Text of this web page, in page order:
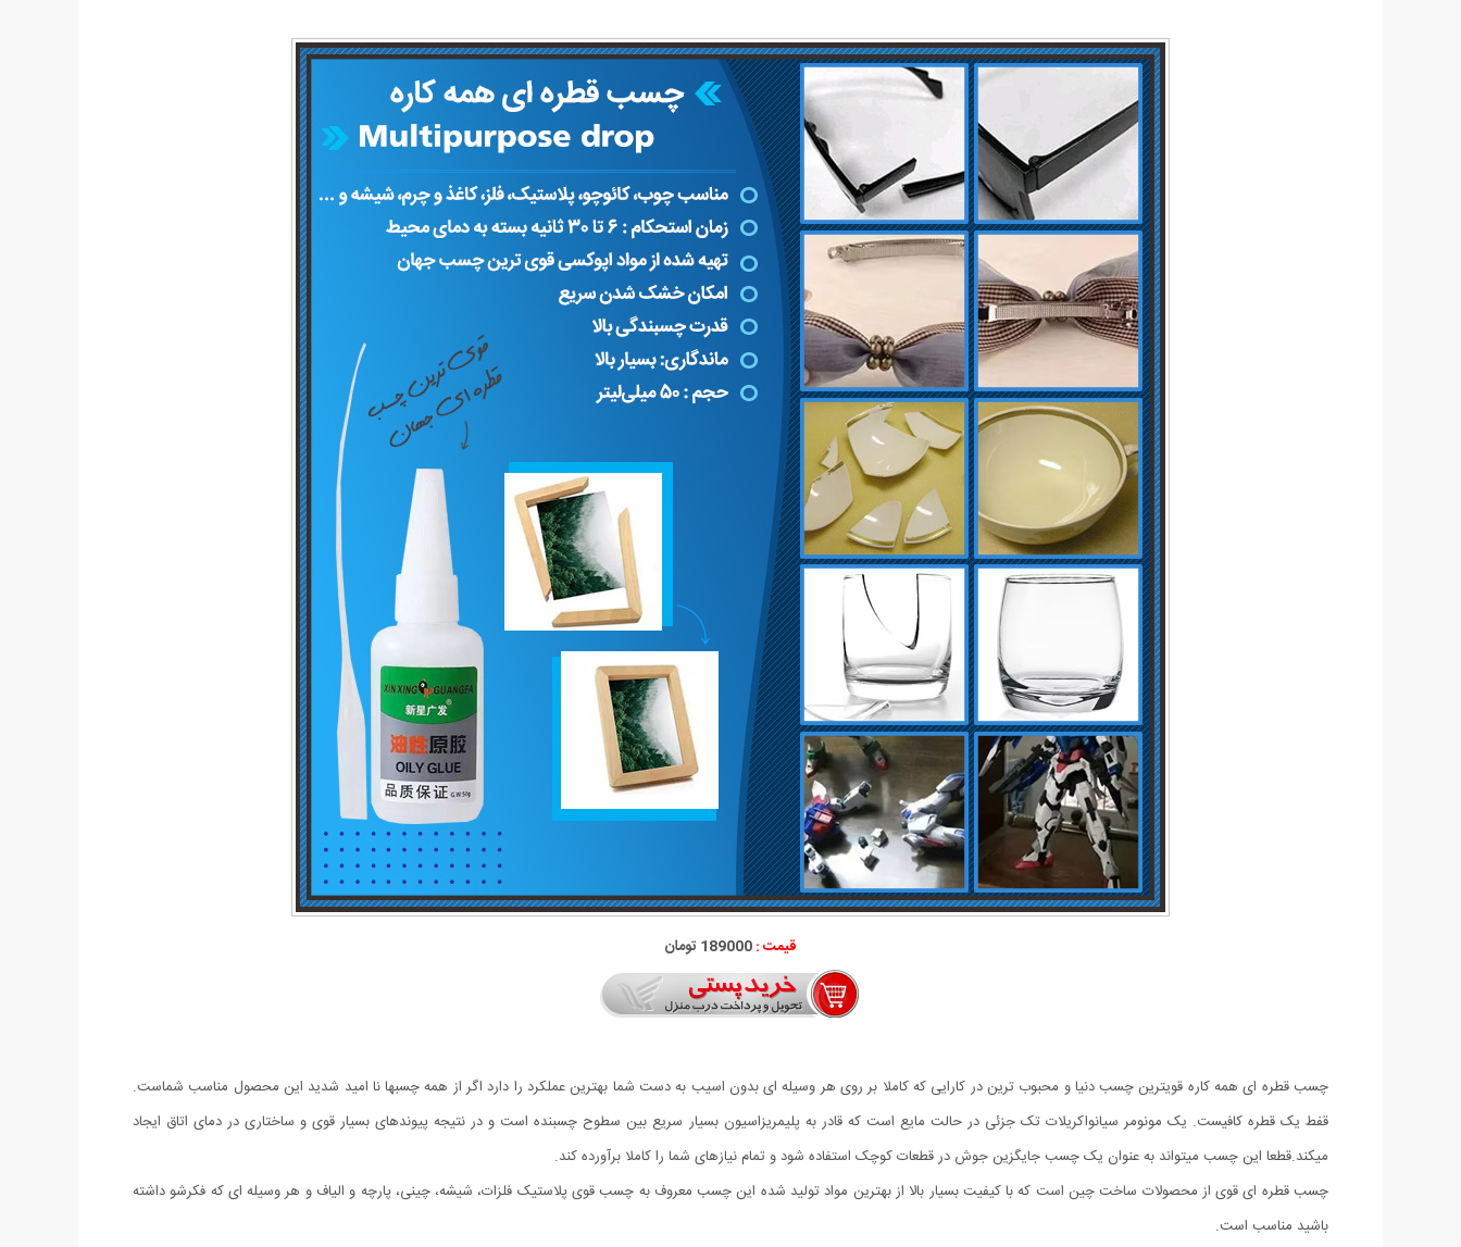
قیمت :189000 تومان
چسب قطره ای همه کاره قویترین چسب دنیا و محبوب ترین در کارایی که کاملا بر روی هر وسیله ای بدون اسیب به دست شما بهترین عملکرد را دارد اگر از همه چسبها نا امید شدید این محصول مناسب شماست.
قفط یک قطره کافیست. یک مونومر سیانواکریلات تک جزئی در حالت مایع است که قادر به پلیمریزاسیون بسیار سریع بین سطوح چسبنده است و در نتیجه پیوندهای بسیار قوی و ساختاری در دمای اتاق ایجاد
میکند.قطعا این چسب میتواند به عنوان یک چسب جایگزین جوش در قطعات کوچک استفاده شود و تمام نیازهای شما را کاملا برآورده کند.
چسب قطره ای قوی از محصولات ساخت چین است که با کیفیت بسیار بالا از بهترین مواد تولید شده این چسب معروف به چسب قوی پلاستیک فلزات، شیشه، چینی، پارچه و الیاف و هر وسیله ای که فکرشو داشته
باشید مناسب است.